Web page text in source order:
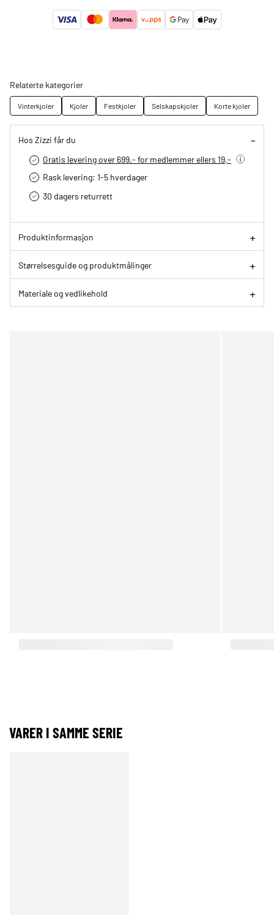
Relaterte kategorier
Vinterkjoler Kjoler Festkjoler Selskapskjoler Korte kjoler
Hos Zizzi får du
Gratis levering over 699.- for medlemmer ellers 19,-
Rask levering: 1-5 hverdager
30 dagers returrett
Produktinformasjon
Størrelsesguide og produktmålinger
Materiale og vedlikehold
VARER I SAMME SERIE